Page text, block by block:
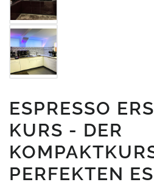
ESPRESSO
KURS - DER
PERFEKTEN